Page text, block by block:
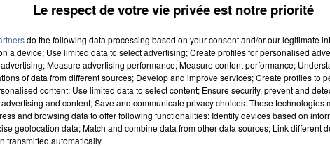
Le respect de votre vie privée est notre priorité
do the following data processing based on your consent and/or our legitimate
a device; Use limited data to select advertising; Create profiles for personalised
Measure advertising performance; Measure content performance;
of data from different sources; Develop and improve services; Create profiles to
content; Use limited data to select content; Ensure security, prevent and
and content; Save and communicate privacy choices. These technologies
and browsing data to offer following functionalities: Identify devices based on
geolocation data; Match and combine data from other data sources; Link different
transmitted automatically.